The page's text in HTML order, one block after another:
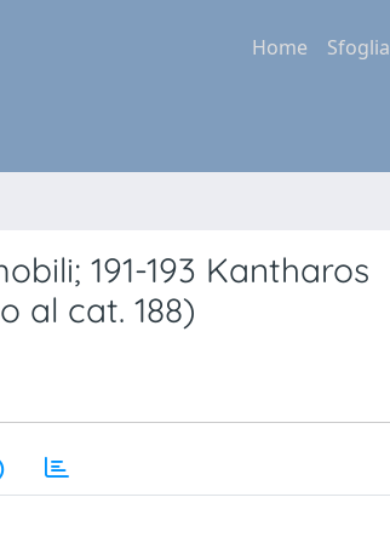
Home Sfoglia
191-193 Kantharos
al cat. 188)